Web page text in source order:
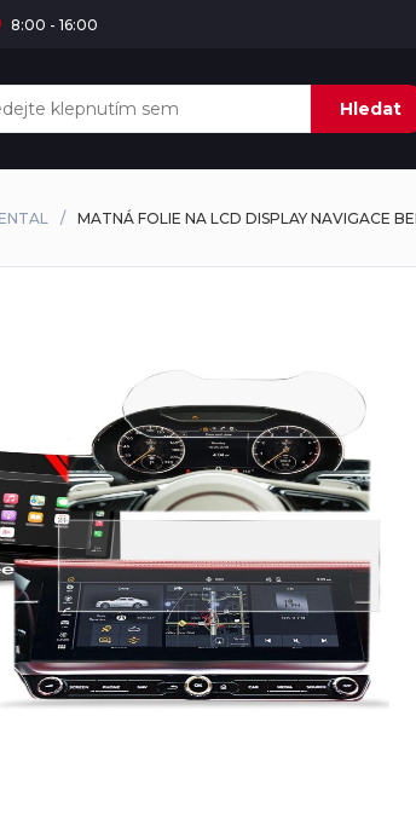
8:00 - 16:00
Hledat
MATNÁ FOLIE NA LCD DISPLAY NAVIGACE